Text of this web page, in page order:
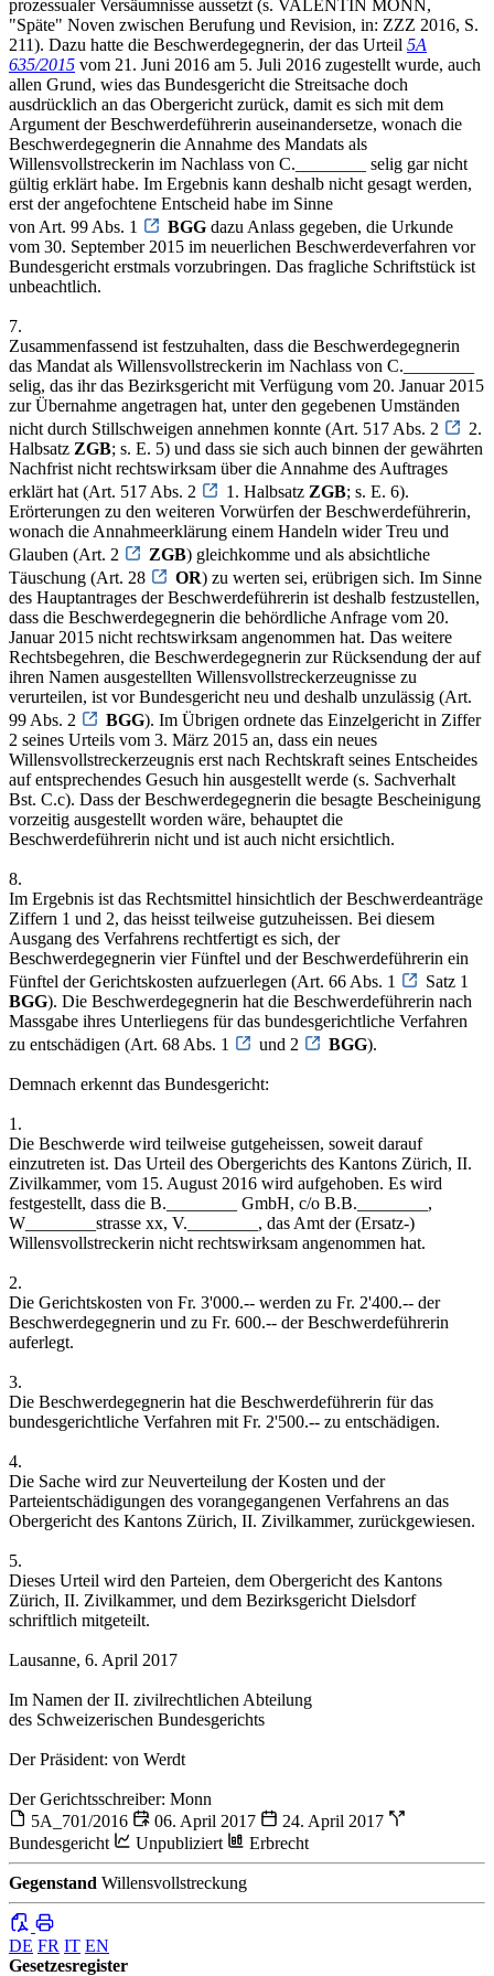
prozessualer Versäumnisse aussetzt (s. VALENTIN MONN,
"Späte" Noven zwischen Berufung und Revision, in: ZZZ 2016, S.
211). Dazu hatte die Beschwerdegegnerin, der das Urteil 5A
635/2015 vom 21. Juni 2016 am 5. Juli 2016 zugestellt wurde, auch
allen Grund, wies das Bundesgericht die Streitsache doch
ausdrücklich an das Obergericht zurück, damit es sich mit dem
Argument der Beschwerdeführerin auseinandersetze, wonach die
Beschwerdegegnerin die Annahme des Mandats als
Willensvollstreckerin im Nachlass von C.________ selig gar nicht
gültig erklärt habe. Im Ergebnis kann deshalb nicht gesagt werden,
erst der angefochtene Entscheid habe im Sinne
von Art. 99 Abs. 1
BGG dazu Anlass gegeben, die Urkunde
vom 30. September 2015 im neuerlichen Beschwerdeverfahren vor
Bundesgericht erstmals vorzubringen. Das fragliche Schriftstück ist
unbeachtlich.
7.
Zusammenfassend ist festzuhalten, dass die Beschwerdegegnerin
das Mandat als Willensvollstreckerin im Nachlass von C.________
selig, das ihr das Bezirksgericht mit Verfügung vom 20. Januar 2015
zur Übernahme angetragen hat, unter den gegebenen Umständen
nicht durch Stillschweigen annehmen konnte (Art. 517 Abs. 2
2.
Halbsatz ZGB; s. E. 5) und dass sie sich auch binnen der gewährten
Nachfrist nicht rechtswirksam über die Annahme des Auftrages
erklärt hat (Art. 517 Abs. 2
1. Halbsatz ZGB; s. E. 6).
Erörterungen zu den weiteren Vorwürfen der Beschwerdeführerin,
wonach die Annahmeerklärung einem Handeln wider Treu und
Glauben (Art. 2
ZGB) gleichkomme und als absichtliche
Täuschung (Art. 28
OR) zu werten sei, erübrigen sich. Im Sinne
des Hauptantrages der Beschwerdeführerin ist deshalb festzustellen,
dass die Beschwerdegegnerin die behördliche Anfrage vom 20.
Januar 2015 nicht rechtswirksam angenommen hat. Das weitere
Rechtsbegehren, die Beschwerdegegnerin zur Rücksendung der auf
ihren Namen ausgestellten Willensvollstreckerzeugnisse zu
verurteilen, ist vor Bundesgericht neu und deshalb unzulässig (Art.
99 Abs. 2
BGG). Im Übrigen ordnete das Einzelgericht in Ziffer
2 seines Urteils vom 3. März 2015 an, dass ein neues
Willensvollstreckerzeugnis erst nach Rechtskraft seines Entscheides
auf entsprechendes Gesuch hin ausgestellt werde (s. Sachverhalt
Bst. C.c). Dass der Beschwerdegegnerin die besagte Bescheinigung
vorzeitig ausgestellt worden wäre, behauptet die
Beschwerdeführerin nicht und ist auch nicht ersichtlich.
8.
Im Ergebnis ist das Rechtsmittel hinsichtlich der Beschwerdeanträge
Ziffern 1 und 2, das heisst teilweise gutzuheissen. Bei diesem
Ausgang des Verfahrens rechtfertigt es sich, der
Beschwerdegegnerin vier Fünftel und der Beschwerdeführerin ein
Fünftel der Gerichtskosten aufzuerlegen (Art. 66 Abs. 1
Satz 1
BGG). Die Beschwerdegegnerin hat die Beschwerdeführerin nach
Massgabe ihres Unterliegens für das bundesgerichtliche Verfahren
zu entschädigen (Art. 68 Abs. 1
und 2 BGG).
Demnach erkennt das Bundesgericht:
1.
Die Beschwerde wird teilweise gutgeheissen, soweit darauf
einzutreten ist. Das Urteil des Obergerichts des Kantons Zürich, II.
Zivilkammer, vom 15. August 2016 wird aufgehoben. Es wird
festgestellt, dass die B.________ GmbH, c/o B.B.________,
W________strasse xx, V.________, das Amt der (Ersatz-)
Willensvollstreckerin nicht rechtswirksam angenommen hat.
2.
Die Gerichtskosten von Fr. 3'000.-- werden zu Fr. 2'400.-- der
Beschwerdegegnerin und zu Fr. 600.-- der Beschwerdeführerin
auferlegt.
3.
Die Beschwerdegegnerin hat die Beschwerdeführerin für das
bundesgerichtliche Verfahren mit Fr. 2'500.-- zu entschädigen.
4.
Die Sache wird zur Neuverteilung der Kosten und der
Parteientschädigungen des vorangegangenen Verfahrens an das
Obergericht des Kantons Zürich, II. Zivilkammer, zurückgewiesen.
5.
Dieses Urteil wird den Parteien, dem Obergericht des Kantons
Zürich, II. Zivilkammer, und dem Bezirksgericht Dielsdorf
schriftlich mitgeteilt.
Lausanne, 6. April 2017
Im Namen der II. zivilrechtlichen Abteilung
des Schweizerischen Bundesgerichts
Der Präsident: von Werdt
Der Gerichtsschreiber: Monn
5A_701/2016
06. April 2017
24. April 2017
Bundesgericht
Unpubliziert Erbrecht
Gegenstand Willensvollstreckung
DE FR IT EN
Gesetzesregister